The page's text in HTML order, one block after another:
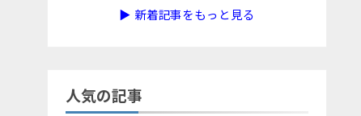
▶ 新着記事をもっと見る
人気の記事